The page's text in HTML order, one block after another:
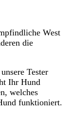
West
die
Tester
Ihr Hund
welches
funktioniert.